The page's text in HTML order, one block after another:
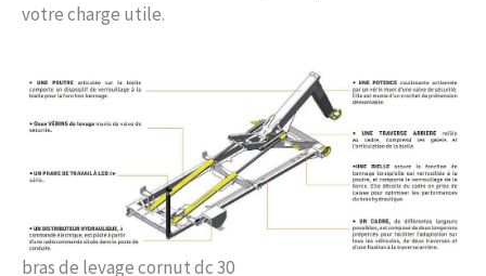
votre charge utile.
bras de levage cornut dc 30